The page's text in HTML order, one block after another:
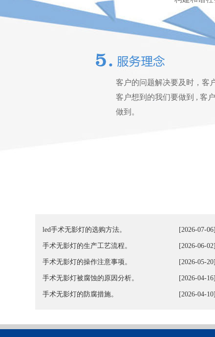
客户的问题解决要及时，客
客户想到的我们要做到 , 客
做到。
led手术无影灯的选购方法。 [2026-07-06]
手术无影灯的生产工艺流程。 [2026-06-02]
手术无影灯的操作注意事项。 [2026-05-20]
手术无影灯被腐蚀的原因分析。 [2026-04-16]
手术无影灯的防腐措施。 [2026-04-10]